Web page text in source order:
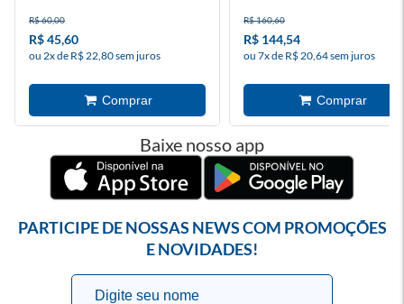
R$ 60,00
R$ 45,60
ou 2x de R$ 22,80 sem juros
R$ 160,60
R$ 144,54
ou 7x de R$ 20,64 sem juros
Baixe nosso app
PARTICIPE DE NOSSAS NEWS COM PROMOÇÕES
E NOVIDADES!